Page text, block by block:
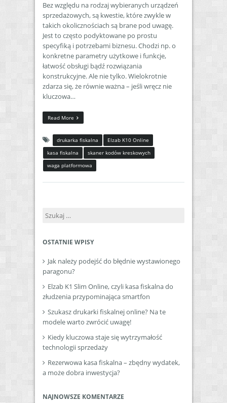
Bez względu na rodzaj wybieranych urządzeń
sprzedażowych, są kwestie, które zwykle w
takich okolicznościach są brane pod uwagę.
Jest to często podyktowane po prostu
specyfiką i potrzebami biznesu. Chodzi np. o
konkretne parametry użytkowe i funkcje,
łatwość obsługi bądź rozwiązania
konstrukcyjne. Ale nie tylko. Wielokrotnie
zdarza się, że równie ważna – jeśli wręcz nie
kluczowa…
Read More
drukarka fiskalna
Elzab K10 Online
kasa fiskalna
skaner kodów kreskowych
waga platformowa
Szukaj:
OSTATNIE WPISY
Jak należy podejść do błędnie wystawionego
paragonu?
Elzab K1 Slim Online, czyli kasa fiskalna do
złudzenia przypominająca smartfon
Szukasz drukarki fiskalnej online? Na te
modele warto zwrócić uwagę!
Kiedy kluczowa staje się wytrzymałość
technologii sprzedaży
Rezerwowa kasa fiskalna – zbędny wydatek,
a może dobra inwestycja?
NAJNOWSZE KOMENTARZE